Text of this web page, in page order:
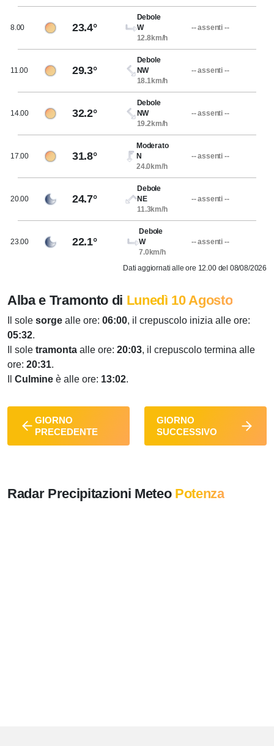
8.00 23.4°
Debole
W
12.8km/h
-- assenti --
11.00 29.3°
Debole
NW
18.1km/h
-- assenti --
14.00 32.2°
Debole
NW
19.2km/h
-- assenti --
17.00 31.8°
Moderato
N
24.0km/h
-- assenti --
20.00 24.7°
Debole
NE
11.3km/h
-- assenti --
23.00 22.1°
Debole
W
7.0km/h
-- assenti --
Dati aggiornati alle ore 12.00 del 08/08/2026
Alba e Tramonto di Lunedì 10 Agosto
Il sole sorge alle ore: 06:00, il crepuscolo inizia alle ore:
05:32.
Il sole tramonta alle ore: 20:03, il crepuscolo termina alle
ore: 20:31.
Culmine è alle ore: 13:02.
GIORNO
PRECEDENTE
GIORNO
SUCCESSIVO
Radar Precipitazioni Meteo Potenza